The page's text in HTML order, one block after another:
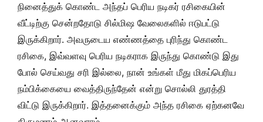
நினைத்துக் கொண்ட அந்தப் பெரிய நடிகர் ரசிகையின்
வீட்டிற்கு சென்றதோடு சில்மிஷ வேலைகளில் ஈடுபட்டு
இருக்கிறார். அவருடைய எண்ணத்தை புரிந்து கொண்ட
ரசிகை, இவ்வளவு பெரிய நடிகராக இருந்து கொண்டு இது
போல் செய்வது சரி இல்லை, நான் உங்கள் மீது மிகப்பெரிய
நம்பிக்கையை வைத்திருந்தேன் என்று சொல்லி துரத்தி
விட்டு இருக்கிறார். இத்தனைக்கும் அந்த ரசிகை ஏற்கனவே